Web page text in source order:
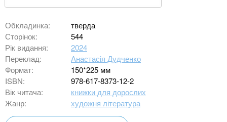
Обкладинка:
тверда
Сторінок:
544
Рік видання:
2024
Переклад:
Анастасія Дудченко
Формат:
150*225 мм
ISBN:
978-617-8373-12-2
Вік читача:
книжки для дорослих
Жанр:
художня література